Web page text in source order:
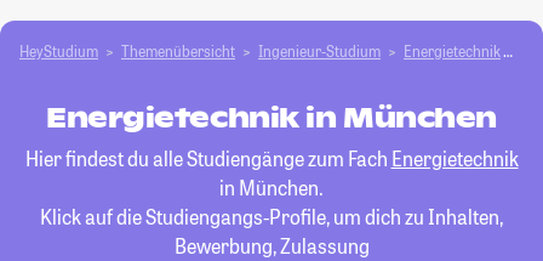
HeyStudium Themenübersicht Ingenieur-Studium Energietechnik
Energietechnik in München
Hier findest du alle Studiengänge zum Fach Energietechnik
in München.
Klick auf die Studiengangs-Profile, um dich zu Inhalten,
Bewerbung, Zulassung